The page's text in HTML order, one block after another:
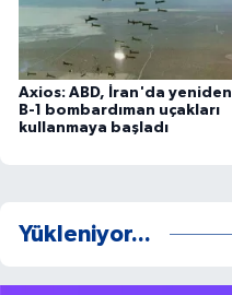
Axios: ABD, İran'da yeniden
B-1 bombardıman uçakları
kullanmaya başladı
Yükleniyor...